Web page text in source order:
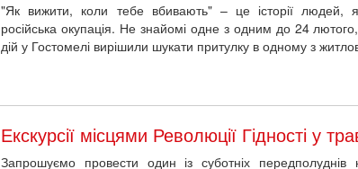
"Як вижити, коли тебе вбивають" – це історії людей,
російська окупація. Не знайомі одне з одним до 24
дій у Гостомелі вирішили шукати притулку в одному з
Екскурсії місцями Революції Гідності у
Запрошуємо провести один із суботніх передполуднів